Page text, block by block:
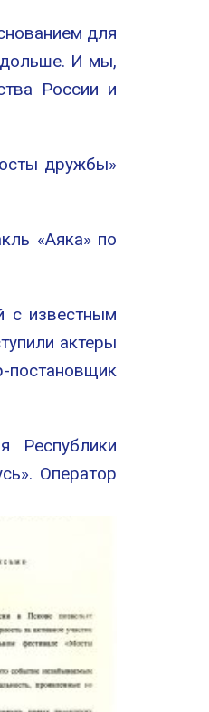
для
дольше. И мы,
России и
дружбы»
«Аяка» по
с известным
актеры
постановщик
Республики
Оператор